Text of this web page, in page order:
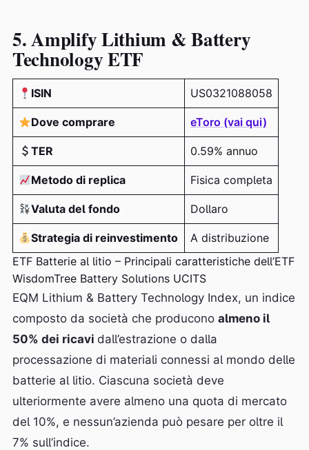
5. Amplify Lithium & Battery
Technology ETF
ISIN US0321088058
Dove comprare eToro (vai qui)
TER 0.59% annuo
Metodo di replica Fisica completa
Valuta del fondo Dollaro
Strategia di reinvestimento
A distribuzione
ETF Batterie al litio – Principali caratteristiche dell’ETF
WisdomTree Battery Solutions UCITS
EQM Lithium & Battery Technology Index, un indice
composto da società che producono almeno il
50% dei ricavi dall’estrazione o dalla
processazione di materiali connessi al mondo delle
batterie al litio. Ciascuna società deve
ulteriormente avere almeno una quota di mercato
del 10%, e nessun’azienda può pesare per oltre il
7% sull’indice.